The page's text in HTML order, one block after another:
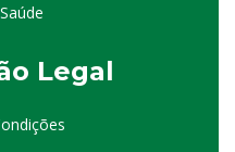
Legal